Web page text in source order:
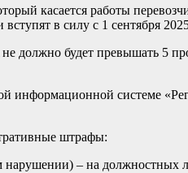
касается работы
в силу с 1 сентября
должно будет превышать 5
либо
информационной системе
штрафы:
нарушении) – на должностных